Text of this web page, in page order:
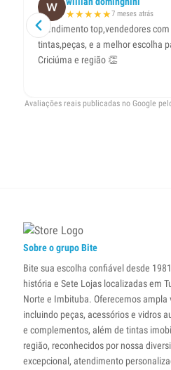
★★★★★7 meses atrás
Atendimento top,vendedores
tintas,peças, e a melhor escolha
Criciúma e região 👏
Avaliações reais publicadas no Google
Sobre o grupo Bite
Bite sua escolha confiável desde
história e Sete Lojas localizadas em
Norte e Imbituba. Oferecemos ampla
incluindo peças, acessórios e vidros
e complementos, além de tintas
região, reconhecidos por nossa
excepcional, atendimento